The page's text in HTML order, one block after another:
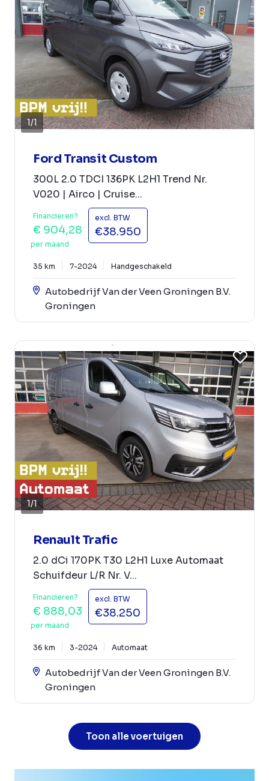
1/1
Ford Transit Custom
300L 2.0 TDCI 136PK L2H1 Trend Nr.
V020 | Airco | Cruise...
Financieren?
€ 904,28
per maand
excl. BTW
€38.950
35 km 7-2024 Handgeschakeld
Autobedrijf Van der Veen Groningen B.V.
Groningen
1/1
Renault Trafic
2.0 dCi 170PK T30 L2H1 Luxe Automaat
Schuifdeur L/R Nr. V...
Financieren?
€ 888,03
per maand
excl. BTW
€38.250
36 km 3-2024 Automaat
Autobedrijf Van der Veen Groningen B.V.
Groningen
Toon alle voertuigen